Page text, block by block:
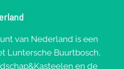
van Nederland is een
Luntersche Buurtbosch,
en de